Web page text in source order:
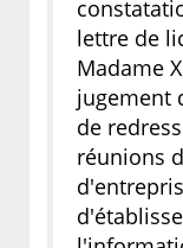
lettre de
Madame
jugement
de
réunions